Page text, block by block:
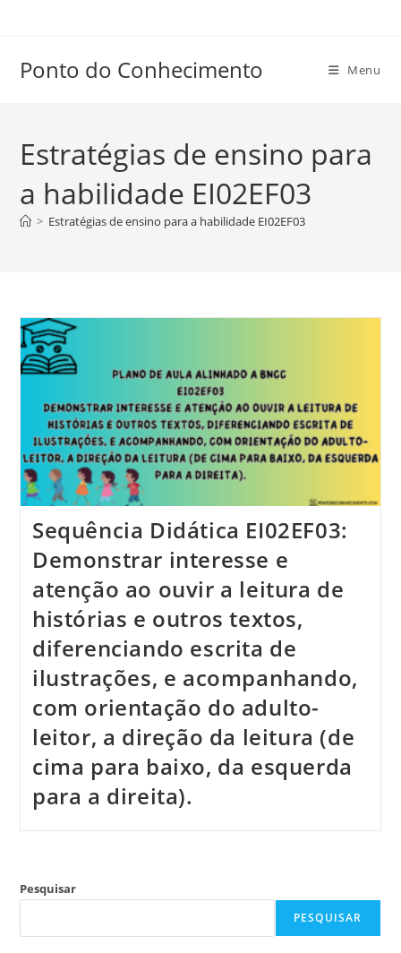
conteúdo
Ponto do Conhecimento Menu
Estratégias de ensino para
a habilidade EI02EF03
> Estratégias de ensino para a habilidade EI02EF03
Sequência Didática EI02EF03:
Demonstrar interesse e
atenção ao ouvir a leitura de
histórias e outros textos,
diferenciando escrita de
ilustrações, e acompanhando,
com orientação do adulto-
leitor, a direção da leitura (de
cima para baixo, da esquerda
para a direita).
Pesquisar
PESQUISAR